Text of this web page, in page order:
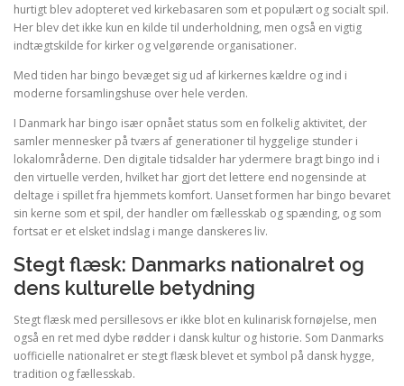
hurtigt blev adopteret ved kirkebasaren som et populært og socialt spil.
Her blev det ikke kun en kilde til underholdning, men også en vigtig
indtægtskilde for kirker og velgørende organisationer.
Med tiden har bingo bevæget sig ud af kirkernes kældre og ind i
moderne forsamlingshuse over hele verden.
I Danmark har bingo især opnået status som en folkelig aktivitet, der
samler mennesker på tværs af generationer til hyggelige stunder i
lokalområderne. Den digitale tidsalder har ydermere bragt bingo ind i
den virtuelle verden, hvilket har gjort det lettere end nogensinde at
deltage i spillet fra hjemmets komfort. Uanset formen har bingo bevaret
sin kerne som et spil, der handler om fællesskab og spænding, og som
fortsat er et elsket indslag i mange danskeres liv.
Stegt flæsk: Danmarks nationalret og
dens kulturelle betydning
Stegt flæsk med persillesovs er ikke blot en kulinarisk fornøjelse, men
også en ret med dybe rødder i dansk kultur og historie. Som Danmarks
uofficielle nationalret er stegt flæsk blevet et symbol på dansk hygge,
tradition og fællesskab.